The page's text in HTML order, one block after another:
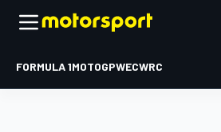
FORMULA 1MOTOGPWECWRC